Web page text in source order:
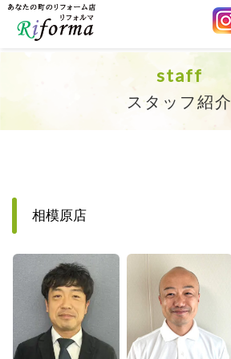
staff
スタッフ紹介
相模原店